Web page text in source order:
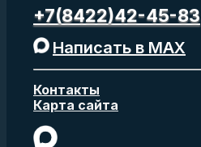
+7(8422)42-45-83
Написать в MAX
Контакты
Карта сайта